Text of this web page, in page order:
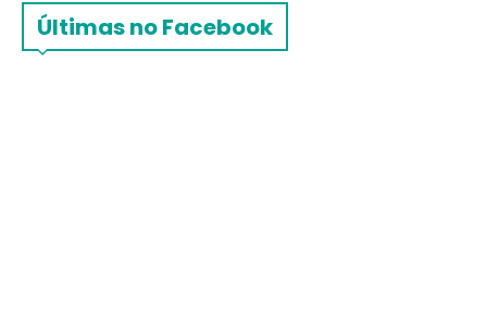
Últimas no Facebook